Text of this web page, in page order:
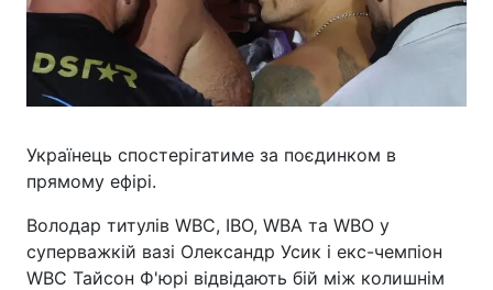
Українець спостерігатиме за поєдинком в
прямому ефірі.
Володар титулів WBC, IBO, WBA та WBO у
суперважкій вазі Олександр Усик і екс-чемпіон
WBC Тайсон Ф'юрі відвідають бій між колишнім